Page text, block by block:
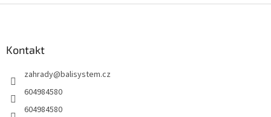
Kontakt
zahrady@balisystem.cz
604984580
604984580